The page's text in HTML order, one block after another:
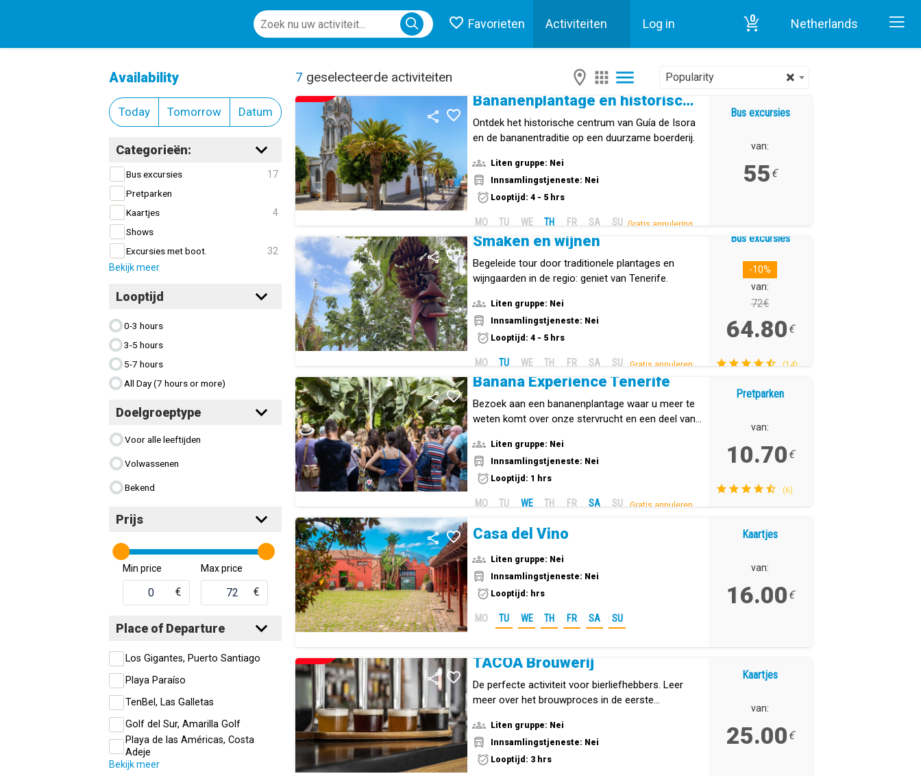
Favorieten Activiteiten Log in 0 Netherlands
Startpagina Gastronomie Aan Tenerife
Availability
Today Tomorrow Datum
Categorieën:
Bus excursies
17
Pretparken
Kaartjes
4
Shows
Excursies met boot.
32
Bekijk meer
Looptijd
0-3 hours
3-5 hours
5-7 hours
All Day (7 hours or more)
Doelgroeptype
Voor alle leeftijden
Volwassenen
Bekend
Prijs
Min price
€
Max price
€
Place of Departure
Los Gigantes, Puerto Santiago
Playa Paraíso
TenBel, Las Galletas
Golf del Sur, Amarilla Golf
Playa de las Américas, Costa
Adeje
Bekijk meer
Close menu
7 geselecteerde activiteiten ×
Popularity
Bananenplantage en historisch centrum van Guía de Isora
Ontdek het historische centrum van Guía de Isora
en de bananentraditie op een duurzame boerderij.
Liten gruppe: Nei
Innsamlingstjeneste: Nei
Looptijd: 4 - 5 hrs
MO TU WE TH FR SA SU Gratis annulering.
Bus excursies
van:
55 €
Smaken en wijnen
Begeleide tour door traditionele plantages en
wijngaarden in de regio: geniet van Tenerife.
Liten gruppe: Nei
Innsamlingstjeneste: Nei
Looptijd: 4 - 5 hrs
MO TU WE TH FR SA SU Gratis annuleren.
Bus excursies
-10%
van:
72€
64.80 €
(14)
Banana Experience Tenerife
Bezoek aan een bananenplantage waar u meer te
weten komt over onze stervrucht en een deel van
Liten gruppe: Nei
Innsamlingstjeneste: Nei
Looptijd: 1 hrs
MO TU WE TH FR SA SU Gratis annuleren.
Pretparken
van:
10.70 €
(6)
Casa del Vino
Liten gruppe: Nei
Innsamlingstjeneste: Nei
Looptijd: hrs
MO TU WE TH FR SA SU
Kaartjes
van:
16.00 €
TACOA Brouwerij
De perfecte activiteit voor bierliefhebbers. Leer
meer over het brouwproces in de eerste
Eilanden.
Liten gruppe: Nei
Innsamlingstjeneste: Nei
Looptijd: 3 hrs
Kaartjes
van:
25.00 €